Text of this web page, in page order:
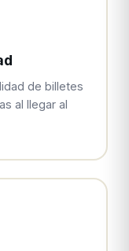
de billetes
al llegar al